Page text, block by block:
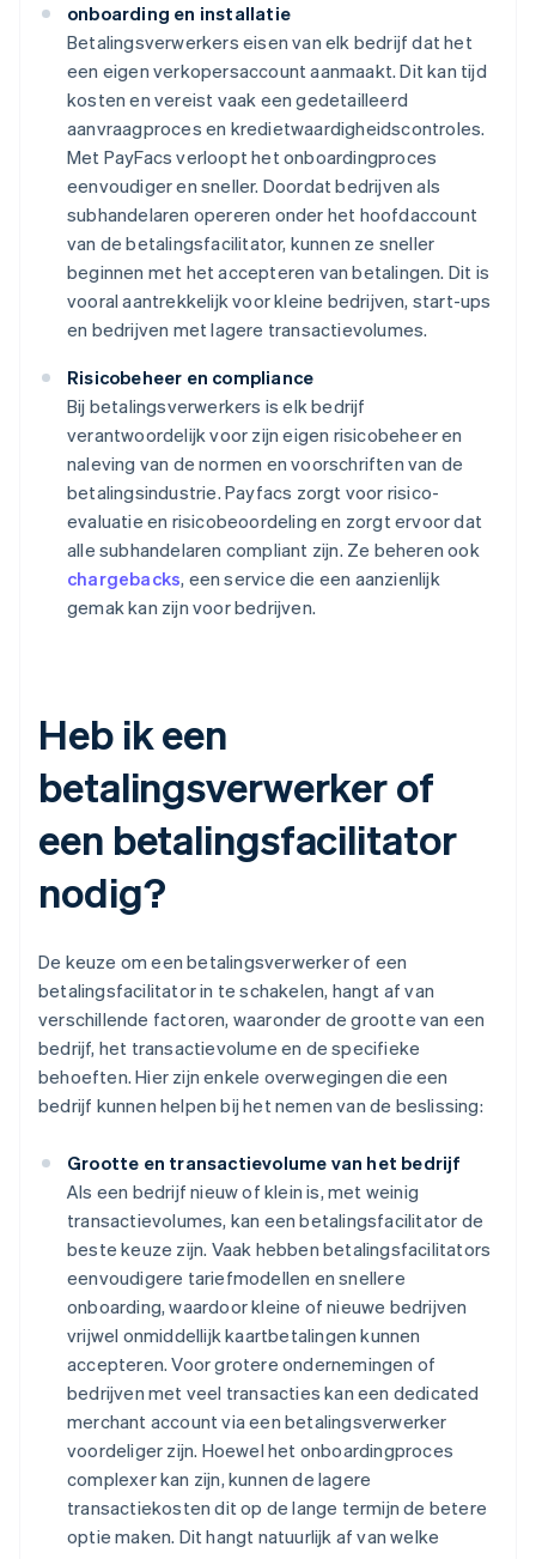
onboarding en installatie
Betalingsverwerkers eisen van elk bedrijf dat het
een eigen verkopersaccount aanmaakt. Dit kan tijd
kosten en vereist vaak een gedetailleerd
aanvraagproces en kredietwaardigheidscontroles.
Met PayFacs verloopt het onboardingproces
eenvoudiger en sneller. Doordat bedrijven als
subhandelaren opereren onder het hoofdaccount
van de betalingsfacilitator, kunnen ze sneller
beginnen met het accepteren van betalingen. Dit is
vooral aantrekkelijk voor kleine bedrijven, start-ups
en bedrijven met lagere transactievolumes.
Risicobeheer en compliance
Bij betalingsverwerkers is elk bedrijf
verantwoordelijk voor zijn eigen risicobeheer en
naleving van de normen en voorschriften van de
betalingsindustrie. Payfacs zorgt voor risico-
evaluatie en risicobeoordeling en zorgt ervoor dat
alle subhandelaren compliant zijn. Ze beheren ook
chargebacks, een service die een aanzienlijk
gemak kan zijn voor bedrijven.
Heb ik een
betalingsverwerker of
een betalingsfacilitator
nodig?
De keuze om een betalingsverwerker of een
betalingsfacilitator in te schakelen, hangt af van
verschillende factoren, waaronder de grootte van een
bedrijf, het transactievolume en de specifieke
behoeften. Hier zijn enkele overwegingen die een
bedrijf kunnen helpen bij het nemen van de beslissing:
Grootte en transactievolume van het bedrijf
Als een bedrijf nieuw of klein is, met weinig
transactievolumes, kan een betalingsfacilitator de
beste keuze zijn. Vaak hebben betalingsfacilitators
eenvoudigere tariefmodellen en snellere
onboarding, waardoor kleine of nieuwe bedrijven
vrijwel onmiddellijk kaartbetalingen kunnen
accepteren. Voor grotere ondernemingen of
bedrijven met veel transacties kan een dedicated
merchant account via een betalingsverwerker
voordeliger zijn. Hoewel het onboardingproces
complexer kan zijn, kunnen de lagere
transactiekosten dit op de lange termijn de betere
optie maken. Dit hangt natuurlijk af van welke